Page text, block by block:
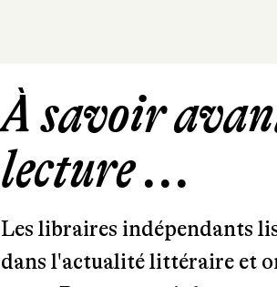
À savoir
lecture ...
Les libraires indépendants
dans l'actualité littéraire et